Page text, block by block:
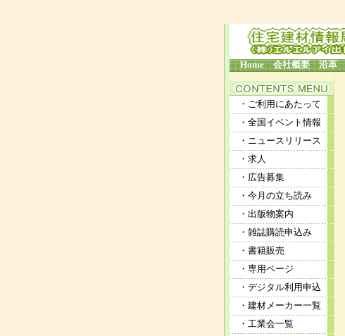
Home 会社概要 沿革
・ご利用にあたって
・全国イベント情報
・ニュースリリース
・求人
・広告募集
・今月の立ち読み
・出版物案内
・雑誌購読申込み
・書籍販売
・専用ページ
・デジタル利用申込
・建材メーカー一覧
・工業会一覧